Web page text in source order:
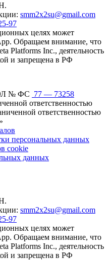
smm2x2su@gmail.com
97
целях может
Обращаем внимание, что
Platforms Inc., деятельность
и запрещена в РФ
ЭЛ № ФС 77 — 73258
ответственностью
ответственностью
персональных данных
cookie
данных
smm2x2su@gmail.com
97
целях может
Обращаем внимание, что
Platforms Inc., деятельность
и запрещена в РФ